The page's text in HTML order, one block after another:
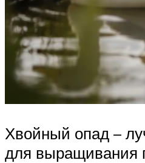
Хвойный опад –
для выращивания